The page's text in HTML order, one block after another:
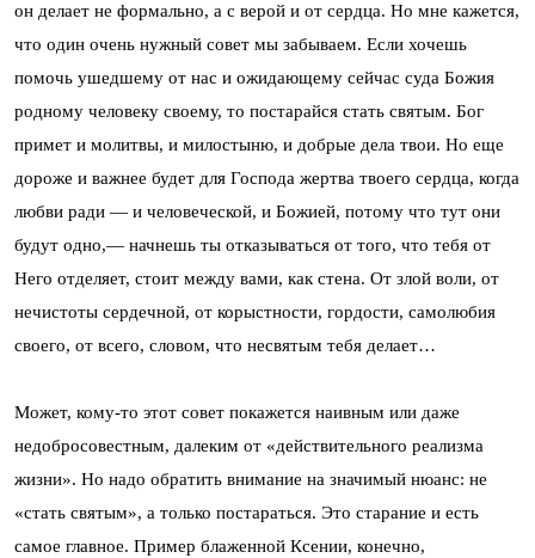
он делает не формально, а с верой и от сердца. Но мне кажется,
что один очень нужный совет мы забываем. Если хочешь
помочь ушедшему от нас и ожидающему сейчас суда Божия
родному человеку своему, то постарайся стать святым. Бог
примет и молитвы, и милостыню, и добрые дела твои. Но еще
дороже и важнее будет для Господа жертва твоего сердца, когда
любви ради — и человеческой, и Божией, потому что тут они
будут одно,— начнешь ты отказываться от того, что тебя от
Него отделяет, стоит между вами, как стена. От злой воли, от
нечистоты сердечной, от корыстности, гордости, самолюбия
своего, от всего, словом, что несвятым тебя делает…
Может, кому-то этот совет покажется наивным или даже
недобросовестным, далеким от «действительного реализма
жизни». Но надо обратить внимание на значимый нюанс: не
«стать святым», а только постараться. Это старание и есть
самое главное. Пример блаженной Ксении, конечно,